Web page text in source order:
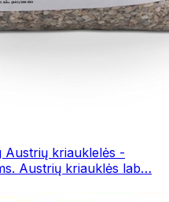
Austrių kriauklelės -
Austrių kriauklės lab…